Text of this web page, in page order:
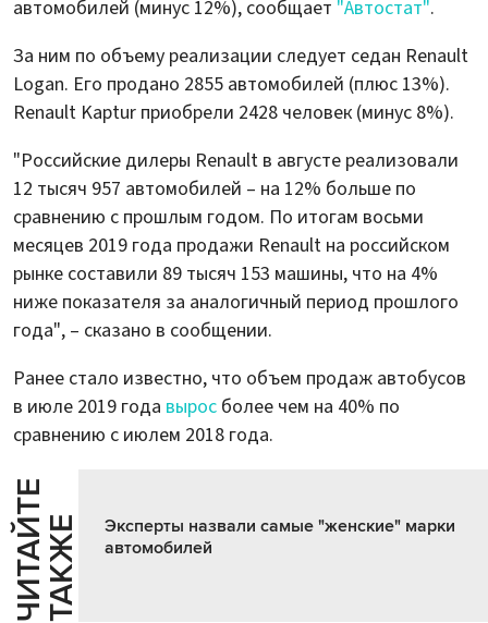
автомобилей (минус 12%), сообщает "Автостат".
За ним по объему реализации следует седан Renault
Logan. Его продано 2855 автомобилей (плюс 13%).
Renault Kaptur приобрели 2428 человек (минус 8%).
"Российские дилеры Renault в августе реализовали
12 тысяч 957 автомобилей – на 12% больше по
сравнению с прошлым годом. По итогам восьми
месяцев 2019 года продажи Renault на российском
рынке составили 89 тысяч 153 машины, что на 4%
ниже показателя за аналогичный период прошлого
года", – сказано в сообщении.
Ранее стало известно, что объем продаж автобусов
в июле 2019 года вырос более чем на 40% по
сравнению с июлем 2018 года.
Ч
И
Т
АЙ
Т
Е
Т
А
К
ЖЕ
Эксперты назвали самые "женские" марки
автомобилей